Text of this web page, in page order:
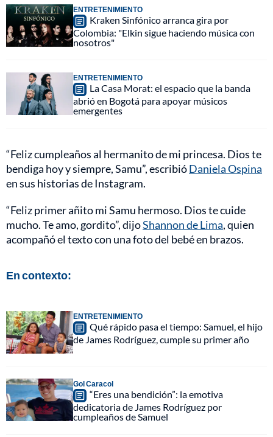
ENTRETENIMIENTO
Kraken Sinfónico arranca gira por
Colombia: "Elkin sigue haciendo música con
nosotros"
ENTRETENIMIENTO
La Casa Morat: el espacio que la banda
abrió en Bogotá para apoyar músicos
emergentes
“Feliz cumpleaños al hermanito de mi princesa. Dios te
bendiga hoy y siempre, Samu”, escribióDaniela Ospina
en sus historias de Instagram.
“Feliz primer añito mi Samu hermoso. Dios te cuide
mucho. Te amo, gordito”, dijoShannon de Lima, quien
acompañó el texto con una foto del bebé en brazos.
En contexto:
ENTRETENIMIENTO
Qué rápido pasa el tiempo: Samuel, el hijo
de James Rodríguez, cumple su primer año
Gol Caracol
“Eres una bendición”: la emotiva
dedicatoria de James Rodríguez por
cumpleaños de Samuel